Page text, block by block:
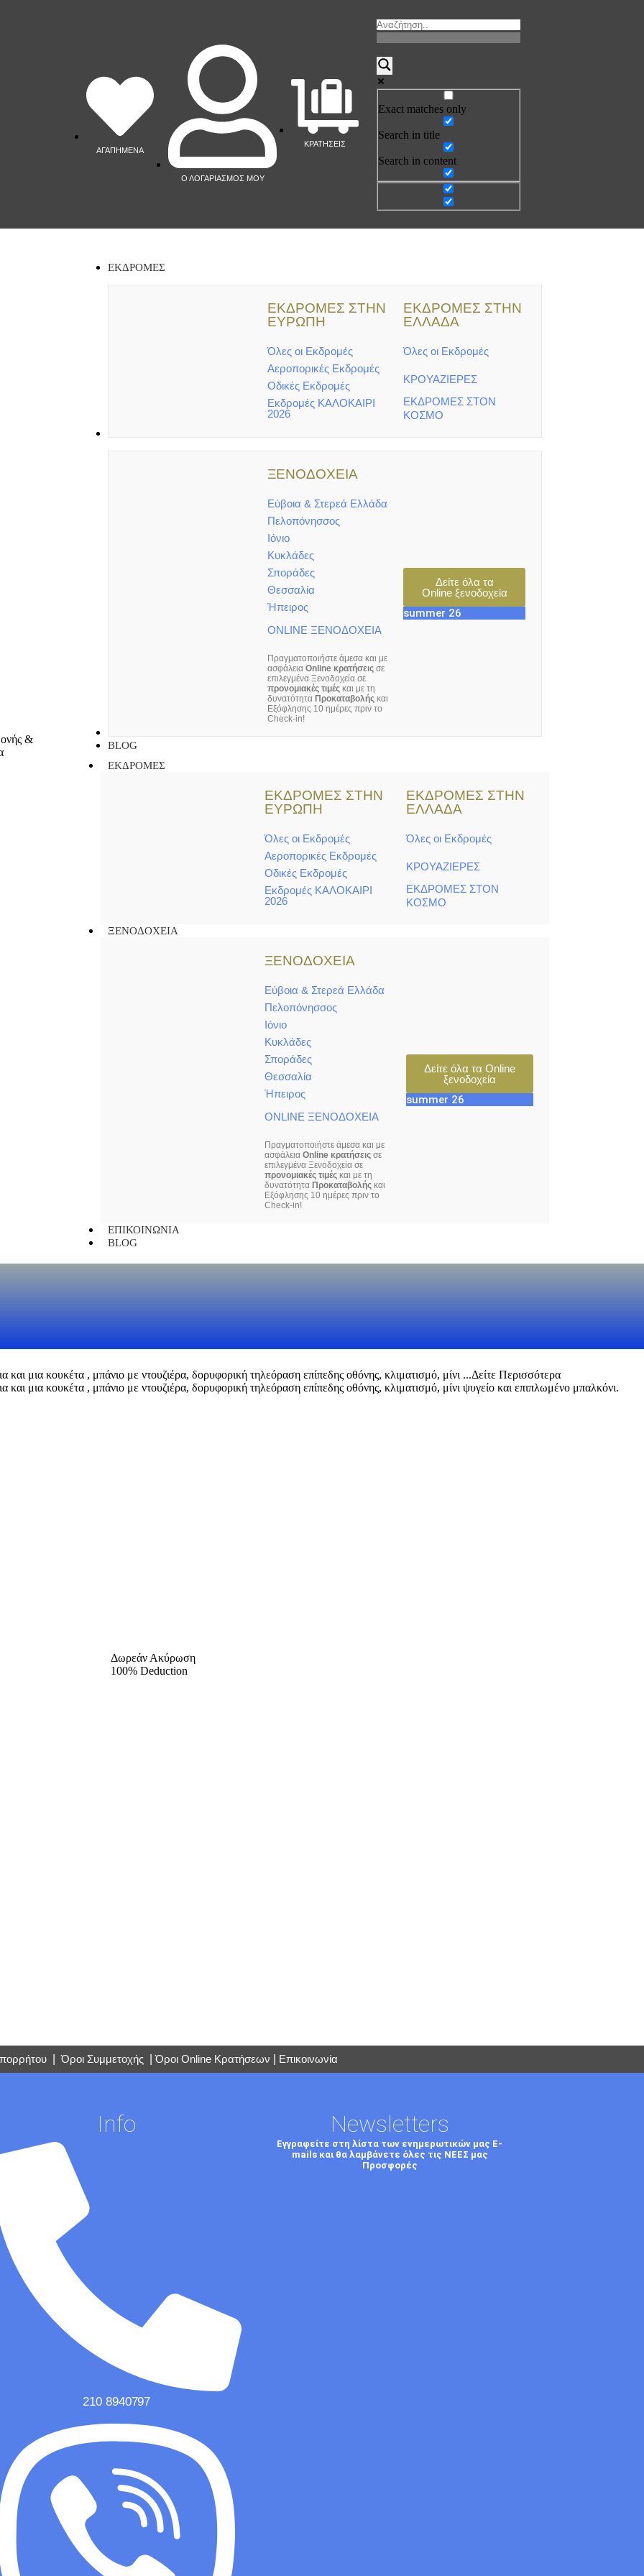
ΑΓΑΠΗΜΕΝΑ
Ο ΛΟΓΑΡΙΑΣΜΟΣ ΜΟΥ
ΚΡΑΤΗΣΕΙΣ
Exact matches only
Search in title
Search in content
ΕΚΔΡΟΜΕΣ
ΕΚΔΡΟΜΕΣ ΣΤΗΝ
ΕΥΡΩΠΗ
Όλες οι Εκδρομές
Αεροπορικές Εκδρομές
Οδικές Εκδρομές
Εκδρομές ΚΑΛΟΚΑΙΡΙ
2026
ΕΚΔΡΟΜΕΣ ΣΤΗΝ
ΕΛΛΑΔΑ
Όλες οι Εκδρομές
ΚΡΟΥΑΖΙΕΡΕΣ
ΕΚΔΡΟΜΕΣ ΣΤΟΝ
ΚΟΣΜΟ
ΞΕΝΟΔΟΧΕΙΑ
Εύβοια & Στερεά Ελλάδα
Πελοπόνησσος
Ιόνιο
Κυκλάδες
Σποράδες
Θεσσαλία
Ήπειρος
ONLINE ΞΕΝΟΔΟΧΕΙΑ
Πραγματοποιήστε άμεσα και με
ασφάλεια Online κρατήσειςσε
επιλεγμένα Ξενοδοχεία σε
προνομιακές τιμέςκαι με τη
δυνατότητα Προκαταβολήςκαι
Εξόφλησης 10 ημέρες πριν το
Check-in!
Δείτε όλα τα
Online ξενοδοχεία
summer 26
BLOG
ΕΚΔΡΟΜΕΣ
ΕΚΔΡΟΜΕΣ ΣΤΗΝ
ΕΥΡΩΠΗ
Όλες οι Εκδρομές
Αεροπορικές Εκδρομές
Οδικές Εκδρομές
Εκδρομές ΚΑΛΟΚΑΙΡΙ
2026
ΕΚΔΡΟΜΕΣ ΣΤΗΝ
ΕΛΛΑΔΑ
Όλες οι Εκδρομές
ΚΡΟΥΑΖΙΕΡΕΣ
ΕΚΔΡΟΜΕΣ ΣΤΟΝ
ΚΟΣΜΟ
ΞΕΝΟΔΟΧΕΙΑ
ΞΕΝΟΔΟΧΕΙΑ
Εύβοια & Στερεά Ελλάδα
Πελοπόνησσος
Ιόνιο
Κυκλάδες
Σποράδες
Θεσσαλία
Ήπειρος
ONLINE ΞΕΝΟΔΟΧΕΙΑ
Πραγματοποιήστε άμεσα και με
ασφάλειαOnline κρατήσεις σε
επιλεγμένα Ξενοδοχεία σε
προνομιακές τιμές και με τη
δυνατότητα Προκαταβολής και
Εξόφλησης 10 ημέρες πριν το
Check-in!
Δείτε όλα τα Online
ξενοδοχεία
summer 26
ΕΠΙΚΟΙΝΩΝΙΑ
BLOG
και μια κουκέτα , μπάνιο με ντουζιέρα, δορυφορική τηλεόραση επίπεδης οθόνης, κλιματισμό, μίνι ...Δείτε Περισσότερα
και μια κουκέτα , μπάνιο με ντουζιέρα, δορυφορική τηλεόραση επίπεδης οθόνης, κλιματισμό, μίνι ψυγείο και επιπλωμένο μπαλκόνι.
Δωρεάν Ακύρωση
100% Deduction
|Όροι Συμμετοχής |Όροι Online Κρατήσεων Επικοινωνία
Info
210 8940797
Newsletters
Εγγραφείτε στη λίστα των ενημερωτικών μας E-
mails και θα λαμβάνετε όλες τις ΝΕΕΣ μας
Προσφορές